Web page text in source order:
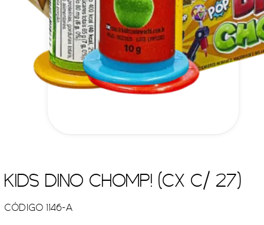
KIDS DINO CHOMP! (CX C/ 27)
CÓDIGO 1146-A